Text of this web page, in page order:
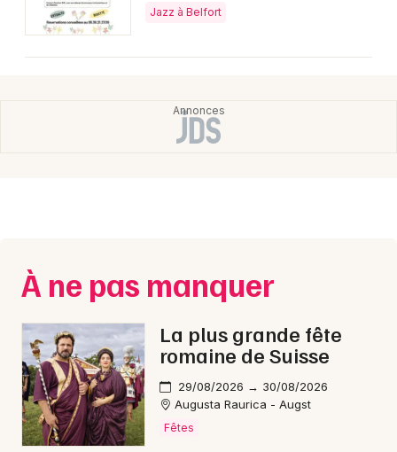
90 - Territoire de Belfort
Je m'abonne
Jazz à Belfort
À ne pas manquer
La plus grande fête
romaine de Suisse
29/08/2026 → 30/08/2026
Augusta Raurica - Augst
Fêtes